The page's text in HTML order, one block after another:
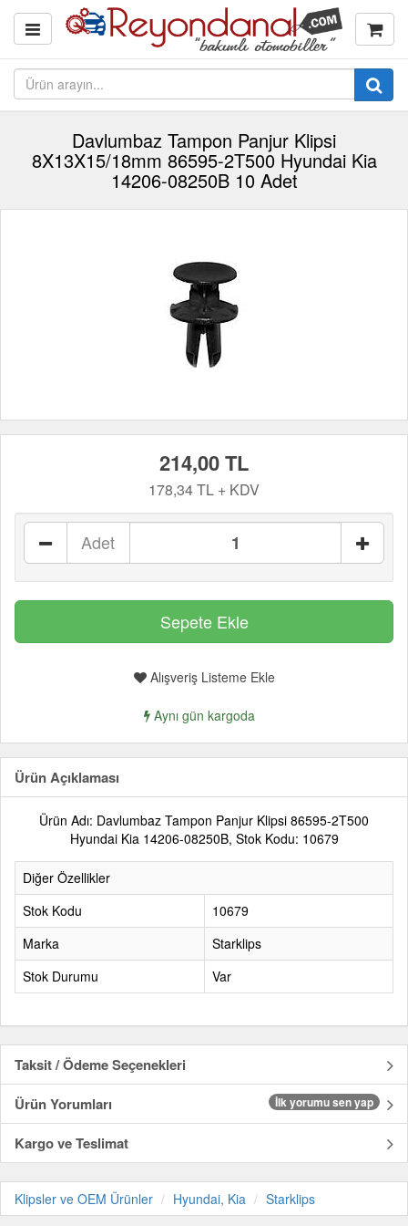
Davlumbaz Tampon Panjur Klipsi
8X13X15/18mm 86595-2T500 Hyundai Kia
14206-08250B 10 Adet
214,00 TL
178,34 TL + KDV
Adet
Alışveriş Listeme Ekle
Aynı gün kargoda
Ürün Açıklaması
Ürün Adı: Davlumbaz Tampon Panjur Klipsi 86595-2T500
Hyundai Kia 14206-08250B, Stok Kodu: 10679
Diğer Özellikler
Stok Kodu
10679
Marka
Starklips
Stok Durumu
Var
Taksit / Ödeme Seçenekleri
Ürün Yorumları
İlk yorumu sen yap
Kargo ve Teslimat
Klipsler ve OEM Ürünler Hyundai, Kia Starklips